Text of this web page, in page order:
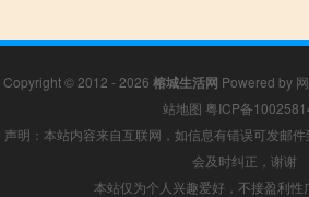
Copyright © 2012 - 2026 榕城生活网 Powered by
站地图 粤ICP备
声明：本站内容来自互联网，如信息有错误可发邮
会及时纠正，谢谢
本站仅为个人兴趣爱好，不接盈利性